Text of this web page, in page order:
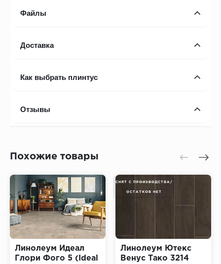
Файлы
Доставка
Как выбрать плинтус
Отзывы
Похожие товары
Линолеум Идеал
Глори Фого 5 (Ideal
СНЯТ С ПРОИЗВОДСТВА/
ОСТАТКОВ НЕТ
Линолеум Ютекс
Венус Тако 3214